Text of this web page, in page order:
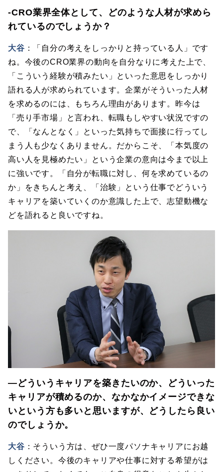
-CRO業界全体として、どのような人材が求めら
れているのでしょうか？
大谷 ：「自分の考えをしっかりと持っている人」です
ね。今後のCRO業界の動向を自分なりに考えた上で、
「こういう経験が積みたい」といった意思をしっかり
語れる人が求められています。企業がそういった人材
を求めるのには、もちろん理由があります。昨今は
「売り手市場」と言われ、転職もしやすい状況ですの
で、「なんとなく」といった気持ちで面接に行ってし
まう人も少なくありません。だからこそ、「本気度の
高い人を見極めたい」という企業の意向は今まで以上
に強いです。「自分が転職に対し、何を求めているの
か」をきちんと考え、「治験」という仕事でどういう
キャリアを築いていくのか意識した上で、志望動機な
どを語れると良いですね。
―どういうキャリアを築きたいのか、どういった
キャリアが積めるのか、なかなかイメージできな
いという方も多いと思いますが、どうしたら良い
のでしょうか。
大谷 ：そういう方は、ぜひ一度パソナキャリアにお越
しください。今後のキャリアや仕事に対する希望がは